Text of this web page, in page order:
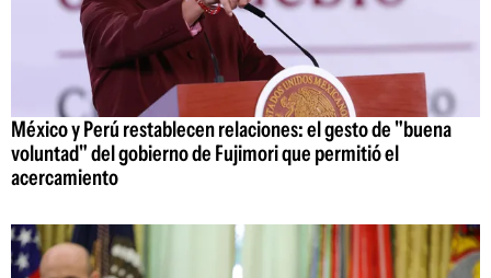
México y Perú restablecen relaciones: el gesto de "buena
voluntad" del gobierno de Fujimori que permitió el
acercamiento